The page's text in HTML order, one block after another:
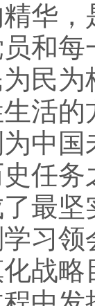
华
和
民
活
中
任
最
习
战